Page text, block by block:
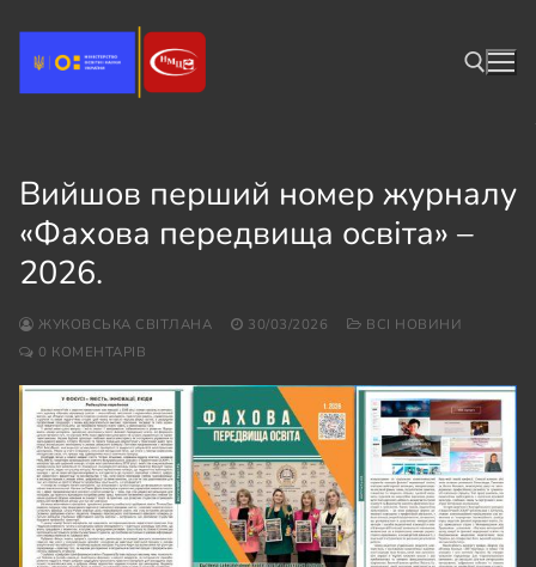
вмісту
Вийшов перший номер журналу
«Фахова передвища освіта» –
2026.
ЖУКОВСЬКА СВІТЛАНА 30/03/2026
ВСІ НОВИНИ
0 КОМЕНТАРІВ